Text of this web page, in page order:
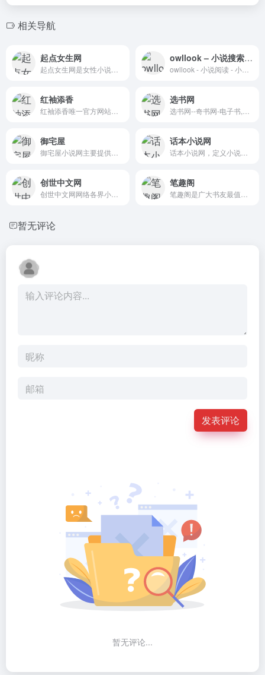
相关导航
起点女生网 owllook – 小说搜索引擎
红袖添香 选书网
御宅屋 话本小说网
创世中文网 笔趣阁
暂无评论
发表评论
暂无评论...